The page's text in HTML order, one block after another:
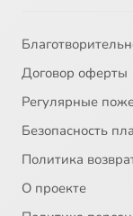
Договор оферты
Регулярные
Безопасность
Политика
О проекте